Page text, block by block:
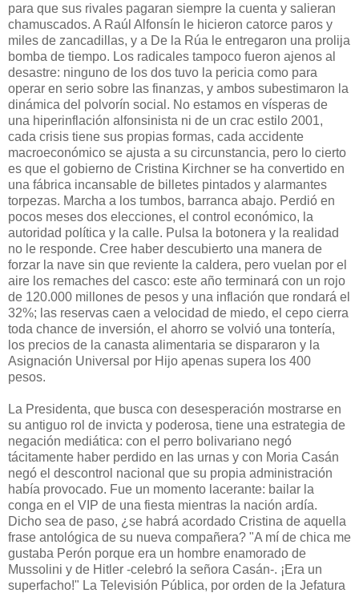
para que sus rivales pagaran siempre la cuenta y salieran
chamuscados. A Raúl Alfonsín le hicieron catorce paros y
miles de zancadillas, y a De la Rúa le entregaron una prolija
bomba de tiempo. Los radicales tampoco fueron ajenos al
desastre: ninguno de los dos tuvo la pericia como para
operar en serio sobre las finanzas, y ambos subestimaron la
dinámica del polvorín social. No estamos en vísperas de
una hiperinflación alfonsinista ni de un crac estilo 2001,
cada crisis tiene sus propias formas, cada accidente
macroeconómico se ajusta a su circunstancia, pero lo cierto
es que el gobierno de Cristina Kirchner se ha convertido en
una fábrica incansable de billetes pintados y alarmantes
torpezas. Marcha a los tumbos, barranca abajo. Perdió en
pocos meses dos elecciones, el control económico, la
autoridad política y la calle. Pulsa la botonera y la realidad
no le responde. Cree haber descubierto una manera de
forzar la nave sin que reviente la caldera, pero vuelan por el
aire los remaches del casco: este año terminará con un rojo
de 120.000 millones de pesos y una inflación que rondará el
32%; las reservas caen a velocidad de miedo, el cepo cierra
toda chance de inversión, el ahorro se volvió una tontería,
los precios de la canasta alimentaria se dispararon y la
Asignación Universal por Hijo apenas supera los 400
pesos.
La Presidenta, que busca con desesperación mostrarse en
su antiguo rol de invicta y poderosa, tiene una estrategia de
negación mediática: con el perro bolivariano negó
tácitamente haber perdido en las urnas y con Moria Casán
negó el descontrol nacional que su propia administración
había provocado. Fue un momento lacerante: bailar la
conga en el VIP de una fiesta mientras la nación ardía.
Dicho sea de paso, ¿se habrá acordado Cristina de aquella
frase antológica de su nueva compañera? "A mí de chica me
gustaba Perón porque era un hombre enamorado de
Mussolini y de Hitler -celebró la señora Casán-. ¡Era un
superfacho!" La Televisión Pública, por orden de la Jefatura